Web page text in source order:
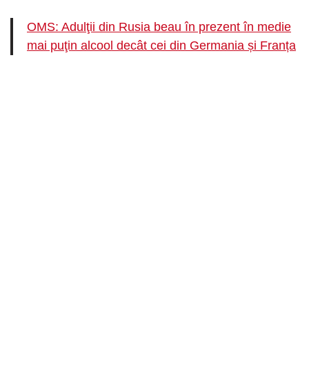
OMS: Adulţii din Rusia beau în prezent în medie
mai puţin alcool decât cei din Germania și Franța